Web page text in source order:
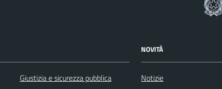
Giustizia e sicurezza pubblica
NOVITÀ
Notizie